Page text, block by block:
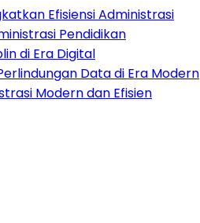
Efisiensi Administrasi
Pendidikan
di Era Digital
Data di Era Modern
Modern dan Efisien